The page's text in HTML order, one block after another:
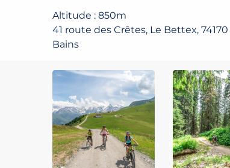
Altitude : 850m
41 route des Crêtes, Le Bettex,
Bains